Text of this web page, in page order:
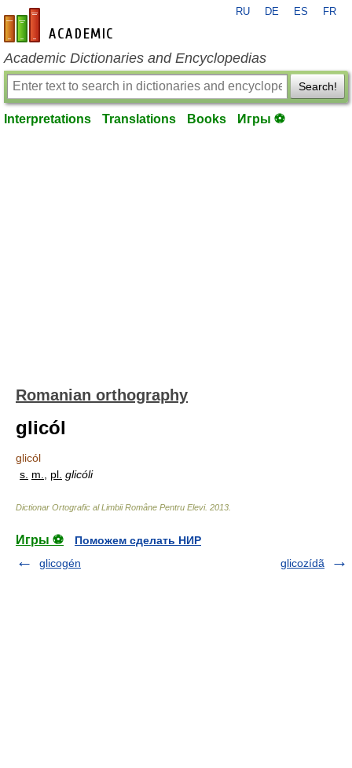
en-academic.com
RU DE ES FR
Academic Dictionaries and Encyclopedias
Search!
Interpretations Translations Books Игры ⚽
Romanian orthography
glicól
glicól
s. m. pl. glicóli
Dictionar Ortografic al Limbii Române Pentru Elevi. 2013
Игры ⚽
Поможем сделать НИР
glicogén
glicozídã